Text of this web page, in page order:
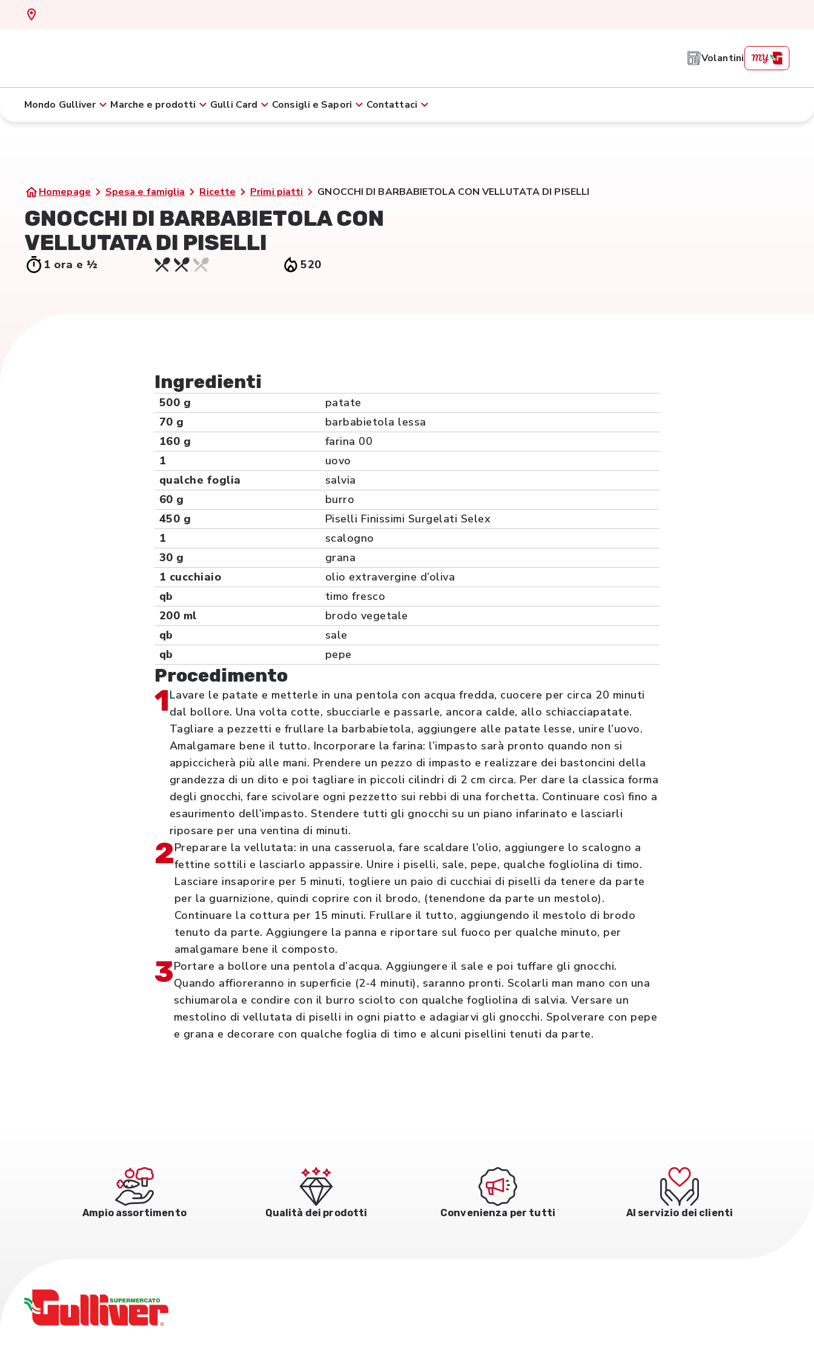
Volantini
Mondo Gulliver Marche e prodotti Gulli Card Consigli e Sapori Contattaci
Homepage Spesa e famiglia Ricette Primi piatti GNOCCHI DI BARBABIETOLA CON VELLUTATA DI PISELLI
GNOCCHI DI BARBABIETOLA CON
VELLUTATA DI PISELLI
1 ora e ½ 520
Ingredienti
500 g
patate
70 g
barbabietola lessa
160 g
farina 00
1
uovo
qualche foglia
salvia
60 g
burro
450 g
Piselli Finissimi Surgelati Selex
1
scalogno
30 g
grana
1 cucchiaio
olio extravergine d’oliva
qb
timo fresco
200 ml
brodo vegetale
qb
sale
qb
pepe
Procedimento
1Lavare le patate e metterle in una pentola con acqua fredda, cuocere per circa 20 minuti
dal bollore. Una volta cotte, sbucciarle e passarle, ancora calde, allo schiacciapatate.
Tagliare a pezzetti e frullare la barbabietola, aggiungere alle patate lesse, unire l’uovo.
Amalgamare bene il tutto. Incorporare la farina: l’impasto sarà pronto quando non si
appiccicherà più alle mani. Prendere un pezzo di impasto e realizzare dei bastoncini della
grandezza di un dito e poi tagliare in piccoli cilindri di 2 cm circa. Per dare la classica forma
degli gnocchi, fare scivolare ogni pezzetto sui rebbi di una forchetta. Continuare così fino a
esaurimento dell’impasto. Stendere tutti gli gnocchi su un piano infarinato e lasciarli
riposare per una ventina di minuti.
2Preparare la vellutata: in una casseruola, fare scaldare l’olio, aggiungere lo scalogno a
fettine sottili e lasciarlo appassire. Unire i piselli, sale, pepe, qualche fogliolina di timo.
Lasciare insaporire per 5 minuti, togliere un paio di cucchiai di piselli da tenere da parte
per la guarnizione, quindi coprire con il brodo, (tenendone da parte un mestolo).
Continuare la cottura per 15 minuti. Frullare il tutto, aggiungendo il mestolo di brodo
tenuto da parte. Aggiungere la panna e riportare sul fuoco per qualche minuto, per
amalgamare bene il composto.
3Portare a bollore una pentola d’acqua. Aggiungere il sale e poi tuffare gli gnocchi.
Quando affioreranno in superficie (2-4 minuti), saranno pronti. Scolarli man mano con una
schiumarola e condire con il burro sciolto con qualche fogliolina di salvia. Versare un
mestolino di vellutata di piselli in ogni piatto e adagiarvi gli gnocchi. Spolverare con pepe
e grana e decorare con qualche foglia di timo e alcuni pisellini tenuti da parte.
Ampio assortimento Qualità dei prodotti Convenienza per tutti Al servizio dei clienti